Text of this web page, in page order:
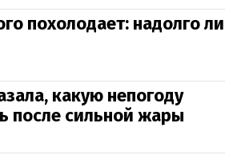
похолодает: надолго ли
какую непогоду
после сильной жары